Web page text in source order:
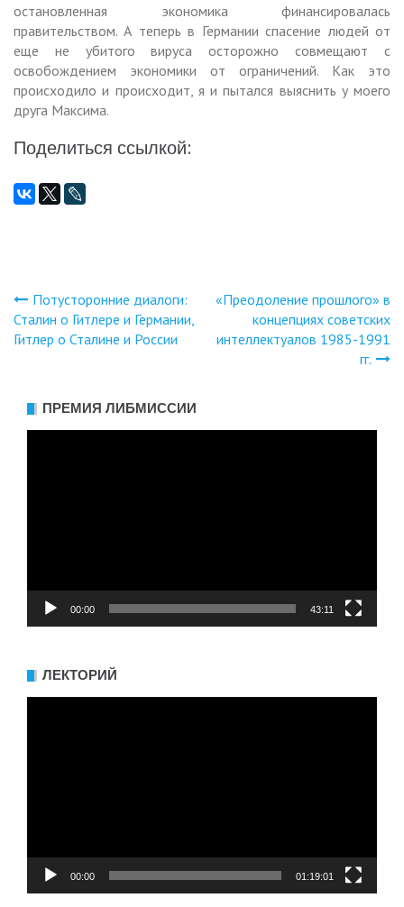
остановленная экономика финансировалась
правительством. А теперь в Германии спасение людей от
еще не убитого вируса осторожно совмещают с
освобождением экономики от ограничений. Как это
происходило и происходит, я и пытался выяснить у моего
друга Максима.
Поделиться ссылкой:
Навигация
по
записям
Потусторонние диалоги:
Сталин о Гитлере и Германии,
Гитлер о Сталине и России
«Преодоление прошлого» в
концепциях советских
интеллектуалов 1985-1991
гг.
ПРЕМИЯ ЛИБМИССИИ
00:00 43:11
ЛЕКТОРИЙ
00:00 01:19:01